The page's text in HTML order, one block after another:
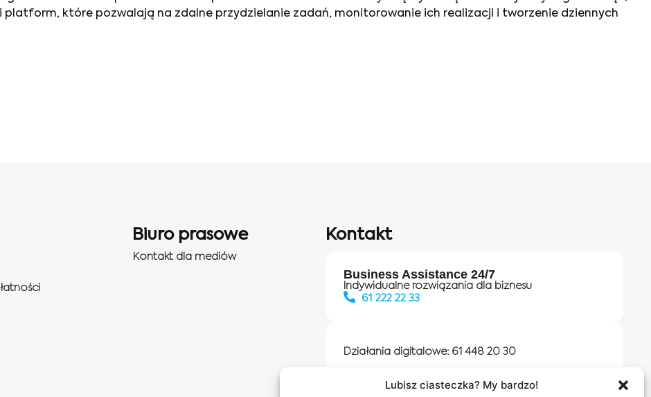
Lubisz ciasteczka? My bardzo!
które pozwalają na zdalne przydzielanie zadań, monitorowanie ich realizacji i tworzenie dziennych
zdalnej
Biuro prasowe
Kontakt dla mediów
Kontakt
Business Assistance 24/7
Indywidualne rozwiązania dla biznesu
61 222 22 33
Działania digitalowe: 61 448 20 30